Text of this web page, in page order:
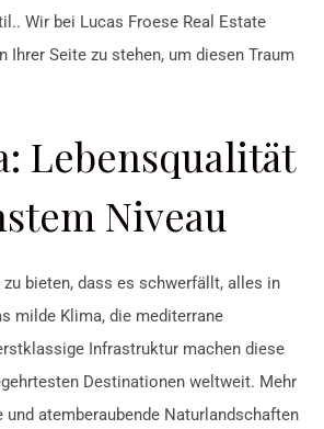
Wir bei Lucas Froese Real Estate
Ihrer Seite zu stehen, um diesen Traum
Lebensqualität
Niveau
bieten, dass es schwerfällt, alles in
milde Klima, die mediterrane
Infrastruktur machen diese
Destinationen weltweit. Mehr
und atemberaubende Naturlandschaften